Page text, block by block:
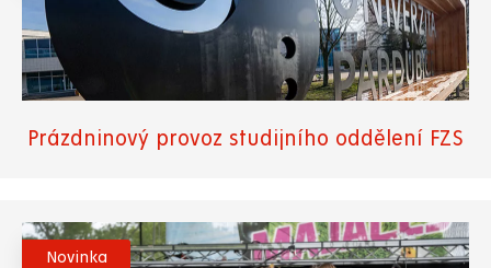
Prázdninový provoz studijního oddělení FZS
Novinka